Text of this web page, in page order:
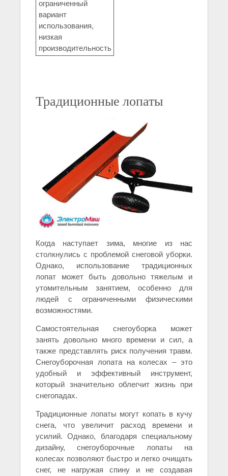
ограниченный
вариант
использования,
низкая
производительность
Традиционные лопаты
Когда наступает зима, многие из нас
столкнулись с проблемой снеговой уборки.
Однако, использование традиционных
лопат может быть довольно тяжелым и
утомительным занятием, особенно для
людей с ограниченными физическими
возможностями.
Самостоятельная снегоуборка может
занять довольно много времени и сил, а
также представлять риск получения травм.
Снегоуборочная лопата на колесах – это
удобный и эффективный инструмент,
который значительно облегчит жизнь при
снегопадах.
Традиционные лопаты могут копать в кучу
снега, что увеличит расход времени и
усилий. Однако, благодаря специальному
дизайну, снегоуборочные лопаты на
колесах позволяют быстро и легко очищать
снег, не нагружая спину и не создавая